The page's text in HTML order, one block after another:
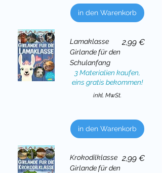
in den Warenkorb
Lamaklasse
Girlande für den
Schulanfang
Preis
2,99 €
3 Materialien kaufen,
eins gratis bekommen!
inkl. MwSt.
in den Warenkorb
Krokodilklasse
Girlande für den
Preis
2,99 €